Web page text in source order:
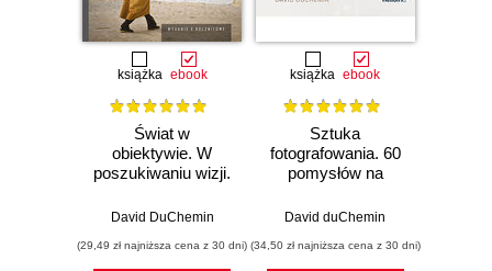
książka ebook
Świat w
obiektywie. W
poszukiwaniu wizji.
rocznicowe
David DuChemin
(29,49 zł najniższa cena z 30 dni)
książka ebook
Sztuka
fotografowania. 60
pomysłów na
David duChemin
(34,50 zł najniższa cena z 30 dni)